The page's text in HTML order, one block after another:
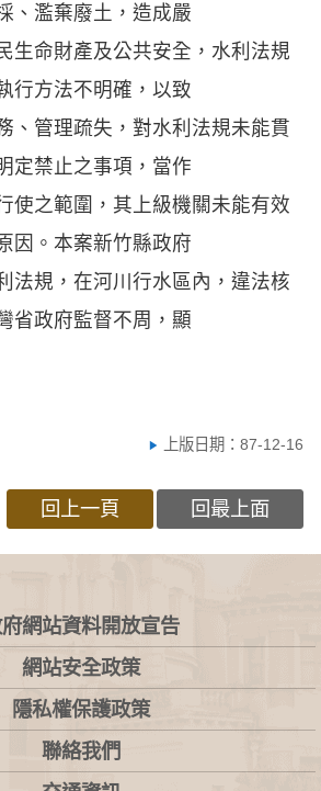
、濫棄廢土，造成嚴
生命財產及公共安全，水利法規
行方法不明確，以致
、管理疏失，對水利法規未能貫
定禁止之事項，當作
使之範圍，其上級機關未能有效
因。本案新竹縣政府
法規，在河川行水區內，違法核
省政府監督不周，顯
上版日期：87-12-16
回上一頁 回最上面
網站資料開放宣告
網站安全政策
隱私權保護政策
聯絡我們